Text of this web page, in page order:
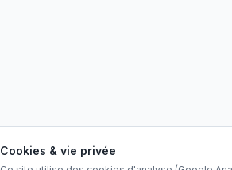
Cookies & vie privée